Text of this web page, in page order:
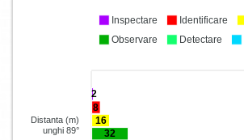
2
8
16
32
Distanta (m)
unghi 89°
Inspectare Identificare
Observare
Detectare